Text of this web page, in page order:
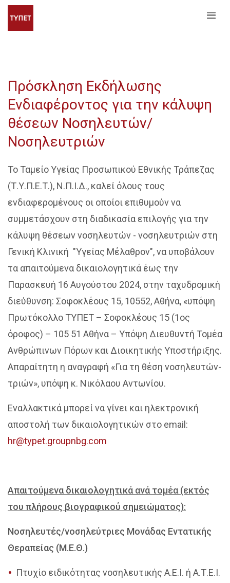
Πρόσκληση Εκδήλωσης
Ενδιαφέροντος για την κάλυψη
θέσεων Νοσηλευτών/
Νοσηλευτριών
Το Ταμείο Υγείας Προσωπικού Εθνικής Τράπεζας
(Τ.Υ.Π.Ε.Τ.), Ν.Π.Ι.Δ., καλεί όλους τους
ενδιαφερομένους οι οποίοι επιθυμούν να
συμμετάσχουν στη διαδικασία επιλογής για την
κάλυψη θέσεων νοσηλευτών - νοσηλευτριών στη
Γενική Κλινική "Υγείας Μέλαθρον", να υποβάλουν
τα απαιτούμενα δικαιολογητικά έως την
Παρασκευή 16 Αυγούστου 2024, στην ταχυδρομική
διεύθυνση: Σοφοκλέους 15, 10552, Αθήνα, «υπόψη
Πρωτόκολλο ΤΥΠΕΤ – Σοφοκλέους 15 (1ος
όροφος) – 105 51 Αθήνα – Υπόψη Διευθυντή Τομέα
Ανθρώπινων Πόρων και Διοικητικής Υποστήριξης.
Απαραίτητη η αναγραφή «Για τη θέση νοσηλευτών-
τριών», υπόψη κ. Νικόλαου Αντωνίου.
Εναλλακτικά μπορεί να γίνει και ηλεκτρονική
αποστολή των δικαιολογητικών στο email:
hr@typet.groupnbg.com
Απαιτούμενα δικαιολογητικά ανά τομέα (εκτός
του πλήρους βιογραφικού σημειώματος):
Νοσηλευτές/νοσηλεύτριες Μονάδας Εντατικής
Θεραπείας (Μ.Ε.Θ.)
Πτυχίο ειδικότητας νοσηλευτικής Α.Ε.Ι. ή Α.Τ.Ε.Ι.